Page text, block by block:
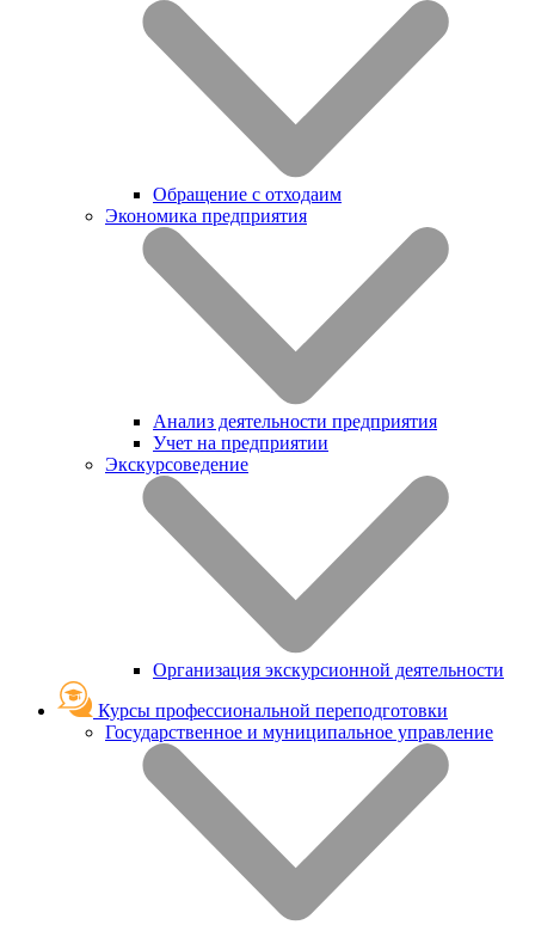
Обращение с отходаим
Экономика предприятия
Анализ деятельности предприятия
Учет на предприятии
Экскурсоведение
Организация экскурсионной деятельности
Курсы профессиональной переподготовки
Государственное и муниципальное управление